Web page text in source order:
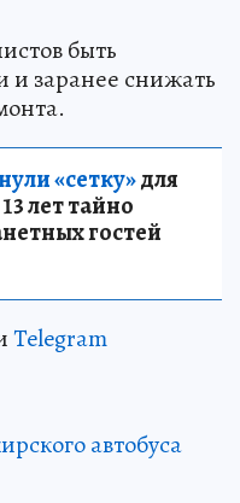
быть
и заранее снижать
«сетку»для
лет тайно
гостей
Telegram
автобуса